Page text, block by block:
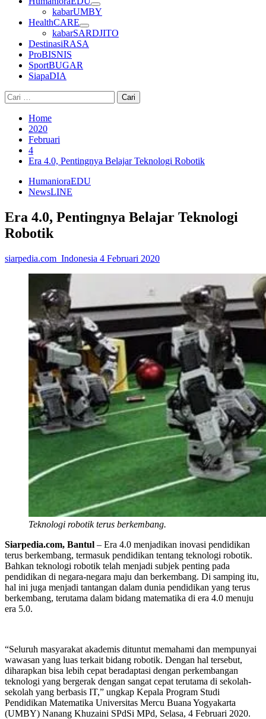
kabarUMBY
HealthCARE
kabarSARDJITO
DestinasiRASA
ProBISNIS
SportBUGAR
SiapaDIA
Cari
untuk:
Home
2020
Februari
4
Era 4.0, Pentingnya Belajar Teknologi Robotik
HumanioraEDU
NewsLINE
Era 4.0, Pentingnya Belajar Teknologi
Robotik
siarpedia.com_Indonesia 4 Februari 2020
Teknologi robotik terus berkembang.
Siarpedia.com, Bantul – Era 4.0 menjadikan inovasi pendidikan
terus berkembang, termasuk pendidikan tentang teknologi robotik.
Bahkan teknologi robotik telah menjadi subjek penting pada
pendidikan di negara-negara maju dan berkembang. Di samping itu,
hal ini juga menjadi tantangan dalam dunia pendidikan yang terus
berkembang, terutama dalam bidang matematika di era 4.0 menuju
era 5.0.
“Seluruh masyarakat akademis dituntut memahami dan mempunyai
wawasan yang luas terkait bidang robotik. Dengan hal tersebut,
diharapkan bisa lebih cepat beradaptasi dengan perkembangan
teknologi yang bergerak dengan sangat cepat terutama di sekolah-
sekolah yang berbasis IT,” ungkap Kepala Program Studi
Pendidikan Matematika Universitas Mercu Buana Yogyakarta
(UMBY) Nanang Khuzaini SPdSi MPd, Selasa, 4 Februari 2020.